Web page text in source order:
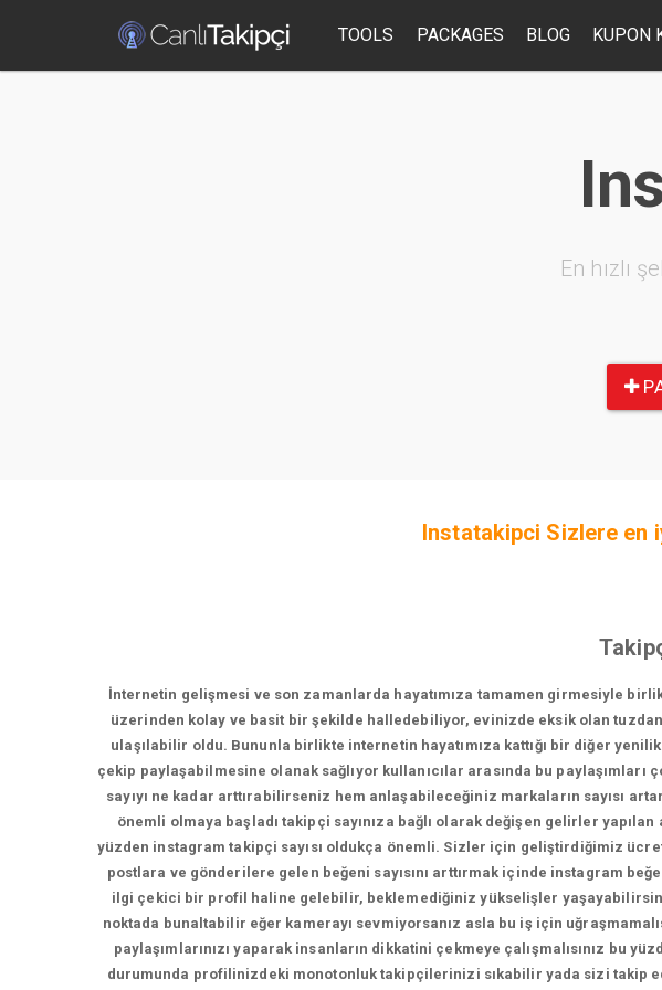
TOOLS PACKAGES BLOG KUPON
En hızlı
Instatakipci Sizlere en
İnternetin gelişmesi ve son zamanlarda hayatımıza tamamen girmesiyle
üzerinden kolay ve basit bir şekilde halledebiliyor, evinizde eksik olan
ulaşılabilir oldu. Bununla birlikte internetin hayatımıza kattığı bir diğer
çekip paylaşabilmesine olanak sağlıyor kullanıcılar arasında bu
sayıyı ne kadar arttırabilirseniz hem anlaşabileceğiniz markaların sayısı
önemli olmaya başladı takipçi sayınıza bağlı olarak değişen gelirler
yüzden instagram takipçi sayısı oldukça önemli. Sizler için geliştirdiğimiz
postlara ve gönderilere gelen beğeni sayısını arttırmak içinde instagram
ilgi çekici bir profil haline gelebilir, beklemediğiniz yükselişler
noktada bunaltabilir eğer kamerayı sevmiyorsanız asla bu iş için
paylaşımlarınızı yaparak insanların dikkatini çekmeye çalışmalısınız bu
durumunda profilinizdeki monotonluk takipçilerinizi sıkabilir yada sizi takip